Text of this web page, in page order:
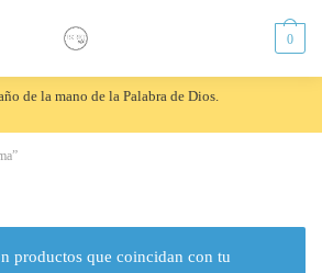
0
de la mano de la Palabra de Dios.
productos que coincidan con tu